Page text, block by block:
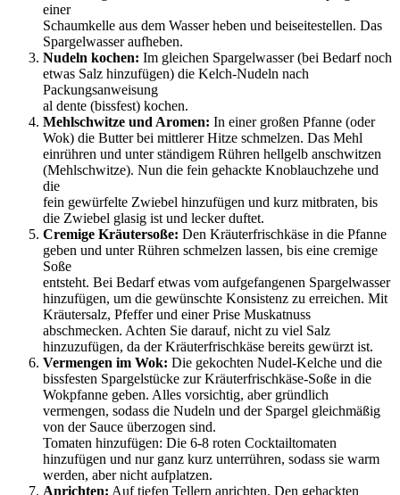
einer
Schaumkelle aus dem Wasser heben und beiseitestellen. Das
Spargelwasser aufheben.
Nudeln kochen: Im gleichen Spargelwasser (bei Bedarf noch
etwas Salz hinzufügen) die Kelch-Nudeln nach
Packungsanweisung
al dente (bissfest) kochen.
Mehlschwitze und Aromen: In einer großen Pfanne (oder
Wok) die Butter bei mittlerer Hitze schmelzen. Das Mehl
einrühren und unter ständigem Rühren hellgelb anschwitzen
(Mehlschwitze). Nun die fein gehackte Knoblauchzehe und
die
fein gewürfelte Zwiebel hinzufügen und kurz mitbraten, bis
die Zwiebel glasig ist und lecker duftet.
Cremige Kräutersoße: Den Kräuterfrischkäse in die Pfanne
geben und unter Rühren schmelzen lassen, bis eine cremige
Soße
entsteht. Bei Bedarf etwas vom aufgefangenen Spargelwasser
hinzufügen, um die gewünschte Konsistenz zu erreichen. Mit
Kräutersalz, Pfeffer und einer Prise Muskatnuss
abschmecken. Achten Sie darauf, nicht zu viel Salz
hinzuzufügen, da der Kräuterfrischkäse bereits gewürzt ist.
Vermengen im Wok: Die gekochten Nudel-Kelche und die
bissfesten Spargelstücke zur Kräuterfrischkäse-Soße in die
Wokpfanne geben. Alles vorsichtig, aber gründlich
vermengen, sodass die Nudeln und der Spargel gleichmäßig
von der Sauce überzogen sind.
Tomaten hinzufügen: Die 6-8 roten Cocktailtomaten
hinzufügen und nur ganz kurz unterrühren, sodass sie warm
werden, aber nicht aufplatzen.
Anrichten: Auf tiefen Tellern anrichten. Den gehackten